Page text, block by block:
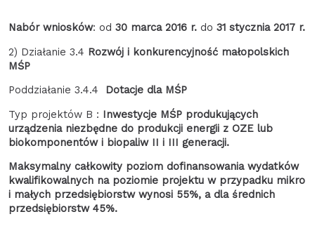
Nabór wniosków: od 30 marca 2016 r. do 31 stycznia 2017 r.
2) Działanie 3.4 Rozwój i konkurencyjność małopolskich
MŚP
Poddziałanie 3.4.4
Dotacje dla MŚP
Typ projektów B : Inwestycje MŚP produkujących
urządzenia niezbędne do produkcji energii z OZE lub
biokomponentów i biopaliw II i III generacji.
Maksymalny całkowity poziom dofinansowania wydatków
kwalifikowalnych na poziomie projektu w przypadku mikro
i małych przedsiębiorstw wynosi 55%, a dla średnich
przedsiębiorstw 45%.